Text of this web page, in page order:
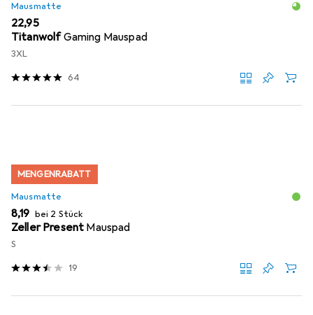
Mausmatte
EUR
22,95
TitanwolfGaming Mauspad
3XL
64
MENGENRABATT
Mausmatte
EUR
8,19 bei 2 Stück
Zeller Present Mauspad
S
19